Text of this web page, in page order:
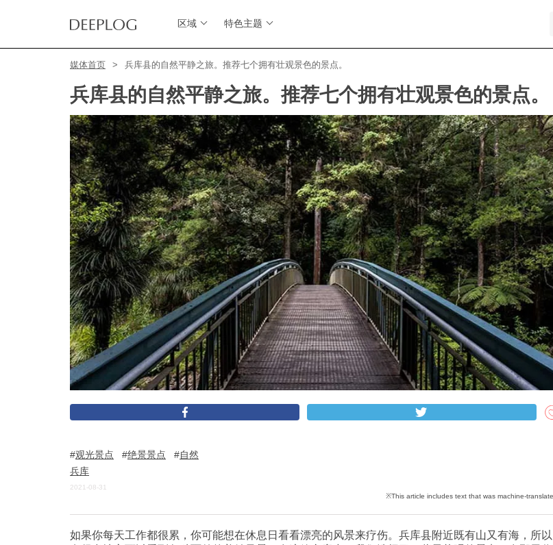
区域 特色主题
媒体首页 兵库县的自然平静之旅。推荐七个拥有壮观景色的景点。
兵库县的自然平静之旅。推荐七个拥有壮观景色的景点。
观光景点 绝景景点
自然
兵库
2021-08-31
如果你每天工作都很累，你可能想在休息日看看漂亮的风景来疗伤。兵库县附近既有山又有海，所以